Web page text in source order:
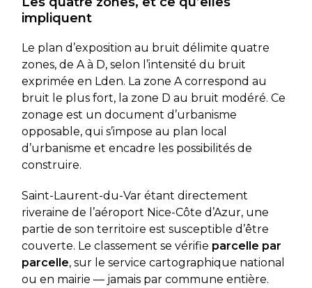
impliquent
Le plan d’exposition au bruit délimite quatre
zones, de A à D, selon l’intensité du bruit
exprimée en Lden. La zone A correspond au
bruit le plus fort, la zone D au bruit modéré. Ce
zonage est un document d’urbanisme
opposable, qui s’impose au plan local
d’urbanisme et encadre les possibilités de
construire.
Saint-Laurent-du-Var étant directement
riveraine de l’aéroport Nice-Côte d’Azur, une
partie de son territoire est susceptible d’être
couverte. Le classement se vérifie parcelle par
parcelle, sur le service cartographique national
ou en mairie — jamais par commune entière.